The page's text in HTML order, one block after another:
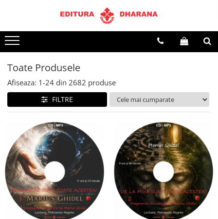
Terapii
Dietoterapie
Toate Produsele
Afiseaza: 1-24 din 2682 produse
FILTRE